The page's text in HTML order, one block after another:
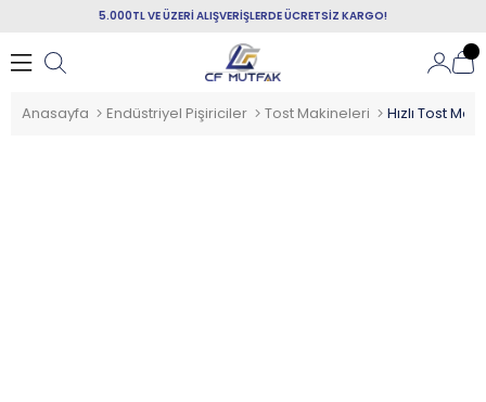
5.000TL VE ÜZERİ ALIŞVERİŞLERDE ÜCRETSİZ KARGO!
Anasayfa Endüstriyel Pişiriciler Tost Makineleri